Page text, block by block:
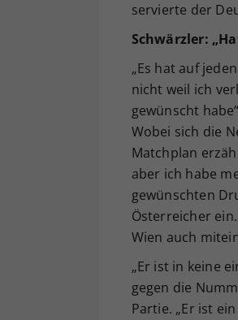
servierte der
Schwärzler:
„Es hat auf
nicht weil ich
gewünscht
Wobei sich die
Matchplan
aber ich habe
gewünschten
Österreicher
Wien auch
„Er ist in keine
gegen die
Partie. „Er ist